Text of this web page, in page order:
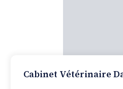
Cabinet Vétérinaire